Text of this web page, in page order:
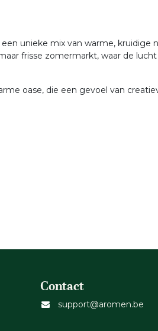
unieke mix van warme,
frisse zomermarkt, waar de
oase, die een gevoel van
Contact
support@aromen.be